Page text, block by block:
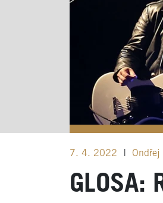
7. 4. 2022 Ondřej
GLOSA: